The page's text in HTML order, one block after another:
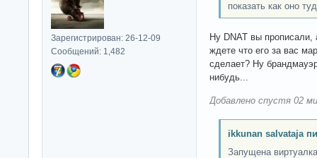
Зарегистрирован: 26-12-09
Сообщений: 1,482
показать как оно
Ну DNAT вы прописали,
ждете что его за вас
сделает? Ну
нибудь...
Добавлено спустя 02
ikkunan salvataja
Запущена